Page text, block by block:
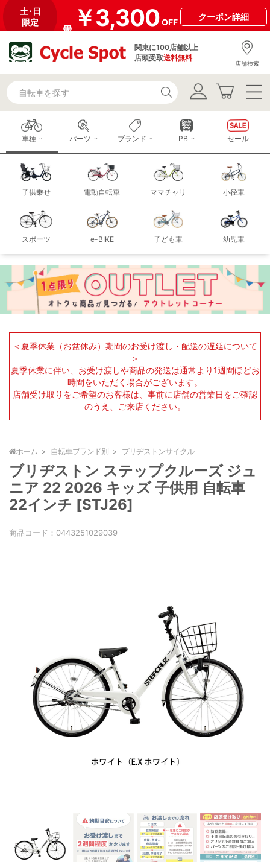
土･日
限定
￥3,300OFF
クーポン詳細
関東に100店舗以上
店頭受取送料無料
店舗検索
車種
子供乗せ 電動自転車 ママチャリ 小径車
スポーツ e-BIKE 子ども車 幼児車
パーツ ブランド PB セール
＜夏季休業（お盆休み）期間のお受け渡し・配送の遅延について
＞
夏季休業に伴い、お受け渡しや商品の発送は通常より1週間ほどお
時間をいただく場合がございます。
店舗受け取りをご希望のお客様は、事前に店舗の営業日をご確認
のうえ、ご来店ください。
ホーム 自転車ブランド別 ブリヂストンサイクル
ブリヂストン ステップクルーズ ジュ
ニア 22 2026 キッズ 子供用 自転車
22インチ [STJ26]
商品コード： 0443251029039